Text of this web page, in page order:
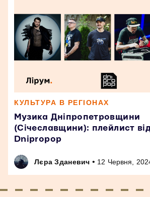
КУЛЬТУРА В РЕГІОНАХ
Музика Дніпропетровщини
(Січеславщини): плейлист
Dnipropop
Лєра Зданевич • 12 Червня,